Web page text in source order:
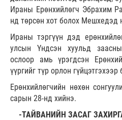
Ираны Ерөнхийлөгч Эбрахим
нд төрсөн хот болох Мешхедэд
Ираны тэргүүн дэд
улсын Үндсэн хуульд
ослоор амь үрэгдсэн
үүргийг түр орлон
Ерөнхийлөгчийн нөхөн
сарын 28-нд хийнэ.
-ТАЙВАНИЙН ЗАСАГ